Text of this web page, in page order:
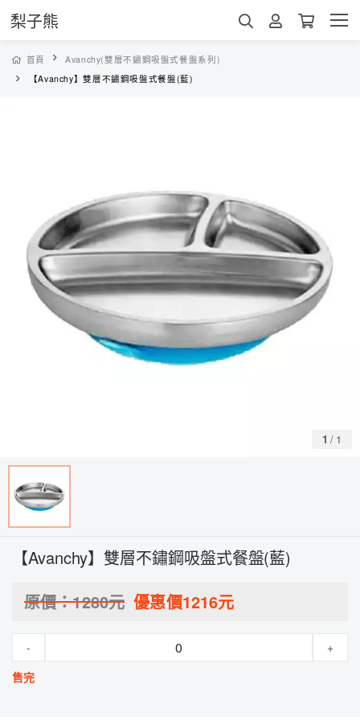
梨子熊
首頁
Avanchy(雙層不鏽鋼吸盤式餐盤系列)
【Avanchy】雙層不鏽鋼吸盤式餐盤(藍)
1 / 1
【Avanchy】雙層不鏽鋼吸盤式餐盤(藍)
原價：1280元 優惠價1216元
-
+
售完